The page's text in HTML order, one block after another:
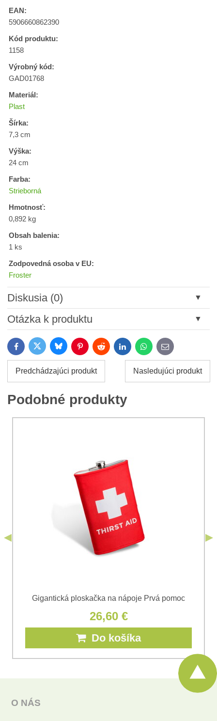
EAN:
5906660862390
Kód produktu:
1158
Výrobný kód:
GAD01768
Materiál:
Plast
Šírka:
7,3 cm
Výška:
24 cm
Farba:
Strieborná
Hmotnosť:
0,892 kg
Obsah balenia:
1 ks
Zodpovedná osoba v EU:
Froster
Diskusia (0)
Nový komentár
Názov:
Meno:*
Súhlasím so spracovaním osobných údajov za účelom
odoslania formulára. Oboznámil som sa s
Ochrany osobných údajov
Otázka k produktu
*
Váš e-mail:*
FacebookTwitter BlueskyPinterestReddit LinkedInWhatsApp
E-
mail
Predchádzajúci produkt Nasledujúci produkt
Podobné produkty
Gigantická ploskačka na nápoje Prvá pomoc
26,60 €
Do košíka
O NÁS